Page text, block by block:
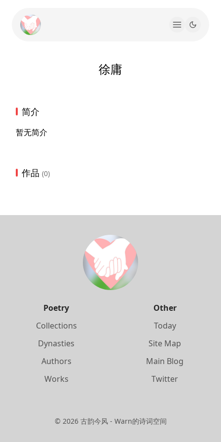
徐庸
简介
暂无简介
作品 (0)
Poetry
Collections
Dynasties
Authors
Works
Other
Today
Site Map
Main Blog
Twitter
© 2026古韵今风 - Warn的诗词空间